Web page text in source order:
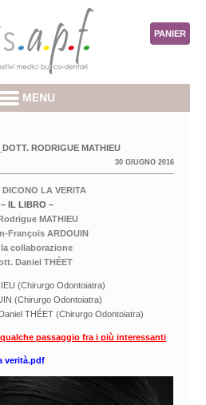
PANIER
MENU
RODRIGUE MATHIEU
30 GIUGNO 2016
DICONO LA VERITA
– IL LIBRO –
MATHIEU
François ARDOUIN
collaborazione
Daniel THÉET
(Chirurgo Odontoiatra)
(Chirurgo Odontoiatra)
THÉET (Chirurgo Odontoiatra)
passaggio fra i più interessanti
verità.pdf